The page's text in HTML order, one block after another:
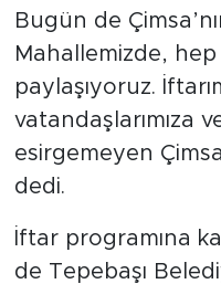
Bugün de
Mahallemizde,
paylaşıyoruz.
vatandaşlarımıza
esirgemeyen
dedi.
İftar programına
de Tepebaşı